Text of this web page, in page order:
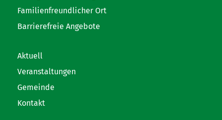
Familienfreundlicher Ort
Barrierefreie Angebote
Aktuell
Veranstaltungen
Gemeinde
Kontakt